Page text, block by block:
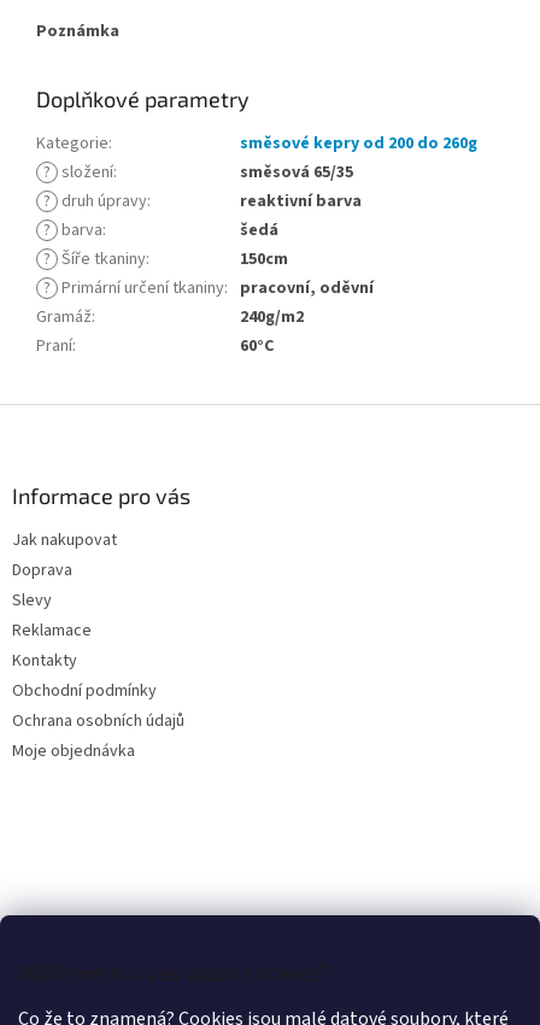
Můžeme si u vás uložit cookies?
Co že to znamená? Cookies jsou malé datové soubory, které
Poznámka
Doplňkové parametry
Kategorie:
směsové kepry od 200 do 260g
? složení:
směsová 65/35
? druh úpravy:
reaktivní barva
? barva:
šedá
? Šíře tkaniny:
150cm
? Primární určení tkaniny: pracovní, oděvní
Gramáž:
240g/m2
Praní: 60°C
Informace pro vás
Jak nakupovat
Doprava
Slevy
Reklamace
Kontakty
Obchodní podmínky
Ochrana osobních údajů
Moje objednávka